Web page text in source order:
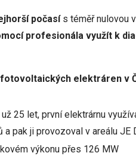
počasís téměř nulovou
profesionála využít k
elektráren v
25 let, první elektrárnu
pak ji provozoval v areálu JE
výkonu přes 126 MW